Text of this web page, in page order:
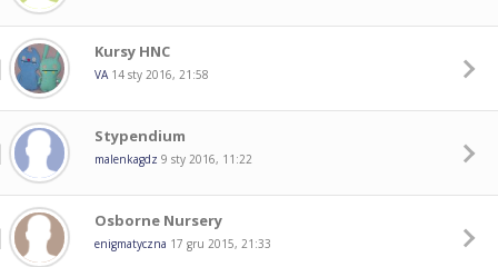
Kursy HNC
VA 14 sty 2016, 21:58
Stypendium
malenkagdz 9 sty 2016, 11:22
Osborne Nursery
enigmatyczna 17 gru 2015, 21:33